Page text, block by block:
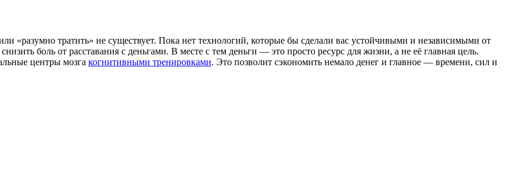
«разумно тратить» не существует. Пока нет технологий, которые бы сделали вас устойчивыми и независимыми от
боль от расставания с деньгами. В месте с тем деньги — это просто ресурс для жизни, а не её главная цель.
центры мозга когнитивными тренировками. Это позволит сэкономить немало денег и главное — времени, сил и